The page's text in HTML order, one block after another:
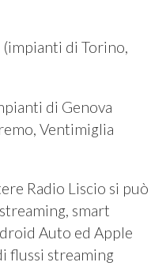
di Torino,
di Genova
Ventimiglia
Radio Liscio si può
smart
Auto ed Apple
flussi streaming